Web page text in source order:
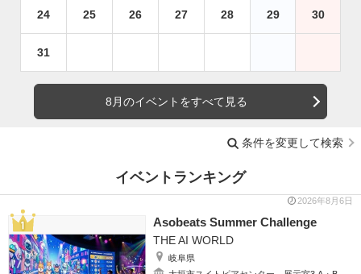
24 25 26 27 28 29 30
31
8月のイベントをすべて見る
条件を変更して検索
イベントランキング
2026年8月6日
Asobeats Summer Challenge
THE AI WORLD
岐阜県